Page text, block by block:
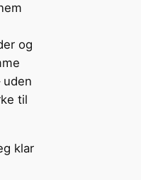
og
uden
til
klar